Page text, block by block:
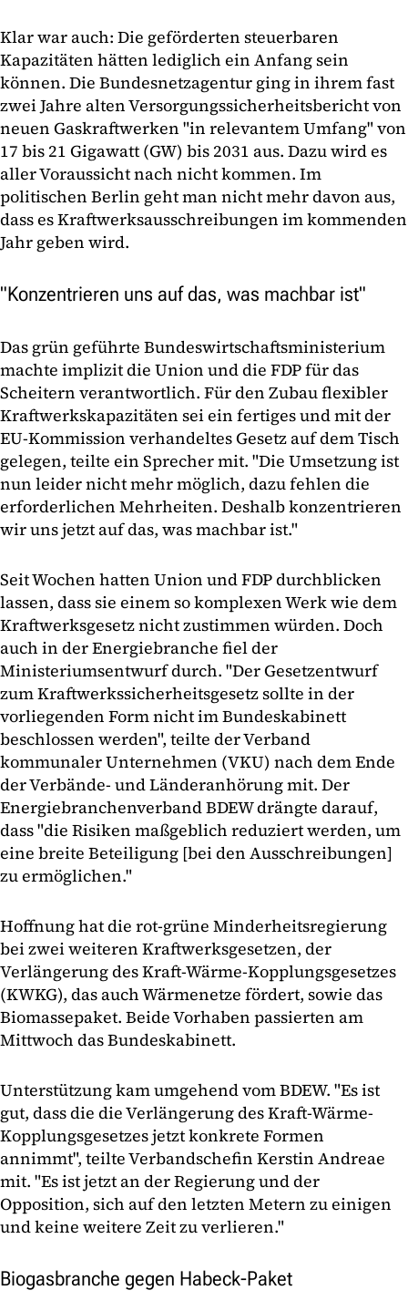
Klar war auch: Die geförderten steuerbaren
Kapazitäten hätten lediglich ein Anfang sein
können. Die Bundesnetzagentur ging in ihrem fast
zwei Jahre alten Versorgungssicherheitsbericht von
neuen Gaskraftwerken "in relevantem Umfang" von
17 bis 21 Gigawatt (GW) bis 2031 aus. Dazu wird es
aller Voraussicht nach nicht kommen. Im
politischen Berlin geht man nicht mehr davon aus,
dass es Kraftwerksausschreibungen im kommenden
Jahr geben wird.
"Konzentrieren uns auf das, was machbar ist"
Das grün geführte Bundeswirtschaftsministerium
machte implizit die Union und die FDP für das
Scheitern verantwortlich. Für den Zubau flexibler
Kraftwerkskapazitäten sei ein fertiges und mit der
EU-Kommission verhandeltes Gesetz auf dem Tisch
gelegen, teilte ein Sprecher mit. "Die Umsetzung ist
nun leider nicht mehr möglich, dazu fehlen die
erforderlichen Mehrheiten. Deshalb konzentrieren
wir uns jetzt auf das, was machbar ist."
Seit Wochen hatten Union und FDP durchblicken
lassen, dass sie einem so komplexen Werk wie dem
Kraftwerksgesetz nicht zustimmen würden. Doch
auch in der Energiebranche fiel der
Ministeriumsentwurf durch. "Der Gesetzentwurf
zum Kraftwerkssicherheitsgesetz sollte in der
vorliegenden Form nicht im Bundeskabinett
beschlossen werden", teilte der Verband
kommunaler Unternehmen (VKU) nach dem Ende
der Verbände- und Länderanhörung mit. Der
Energiebranchenverband BDEW drängte darauf,
dass "die Risiken maßgeblich reduziert werden, um
eine breite Beteiligung [bei den Ausschreibungen]
zu ermöglichen."
Hoffnung hat die rot-grüne Minderheitsregierung
bei zwei weiteren Kraftwerksgesetzen, der
Verlängerung des Kraft-Wärme-Kopplungsgesetzes
(KWKG), das auch Wärmenetze fördert, sowie das
Biomassepaket. Beide Vorhaben passierten am
Mittwoch das Bundeskabinett.
Unterstützung kam umgehend vom BDEW. "Es ist
gut, dass die die Verlängerung des Kraft-Wärme-
Kopplungsgesetzes jetzt konkrete Formen
annimmt", teilte Verbandschefin Kerstin Andreae
mit. "Es ist jetzt an der Regierung und der
Opposition, sich auf den letzten Metern zu einigen
und keine weitere Zeit zu verlieren."
Biogasbranche gegen Habeck-Paket